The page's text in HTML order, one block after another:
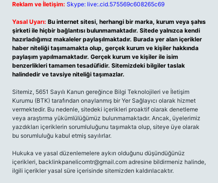
Reklam ve İletişim: Skype: live:.cid.575569c608265c69
Yasal Uyarı: Bu internet sitesi, herhangi bir marka, kurum veya şahıs
şirketi ile hiçbir bağlantısı bulunmamaktadır. Sitede yalnızca kendi
hazırladığımız makaleler paylaşılmaktadır. Burada yer alan içerikler
haber niteliği taşımamakta olup, gerçek kurum ve kişiler hakkında
paylaşım yapılmamaktadır. Gerçek kurum ve kişiler ile isim
benzerlikleri tamamen tesadüfidir. Sitemizdeki bilgiler taslak
halindedir ve tavsiye niteliği taşımazlar.
Sitemiz, 5651 Sayılı Kanun gereğince Bilgi Teknolojileri ve İletişim
Kurumu (BTK) tarafından onaylanmış bir Yer Sağlayıcı olarak hizmet
vermektedir. Bu nedenle, sitedeki içerikleri proaktif olarak denetleme
veya araştırma yükümlülüğümüz bulunmamaktadır. Ancak, üyelerimiz
yazdıkları içeriklerin sorumluluğunu taşımakta olup, siteye üye olarak
bu sorumluluğu kabul etmiş sayılırlar.
Hukuka ve yasal düzenlemelere aykırı olduğunu düşündüğünüz
içerikleri, backlinkpanelicomtr@gmail.com adresine bildirmeniz halinde,
ilgili içerikler yasal süre içerisinde sitemizden kaldırılacaktır.